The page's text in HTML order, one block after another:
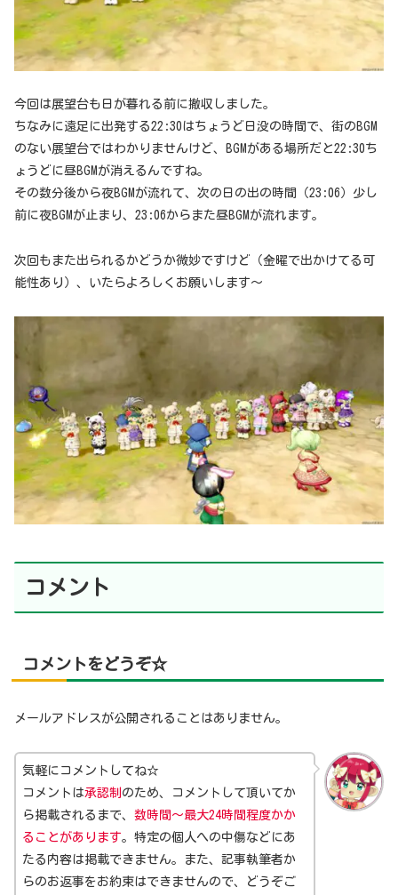
今回は展望台も日が暮れる前に撤収しました。
ちなみに遠足に出発する22:30はちょうど日没の時間で、街のBGM
のない展望台ではわかりませんけど、BGMがある場所だと22:30ち
ょうどに昼BGMが消えるんですね。
その数分後から夜BGMが流れて、次の日の出の時間（23:06）少し
前に夜BGMが止まり、23:06からまた昼BGMが流れます。
次回もまた出られるかどうか微妙ですけど（金曜で出かけてる可
能性あり）、いたらよろしくお願いします～
コメント
コメントをどうぞ☆
メールアドレスが公開されることはありません。
気軽にコメントしてね☆
コメントは承認制 のため、コメントして頂いてか
ら掲載されるまで、 数時間～最大24時間程度かか
ることがあります。特定の個人への中傷などにあ
たる内容は掲載できません。また、記事執筆者か
らのお返事をお約束はできませんので、どうぞご